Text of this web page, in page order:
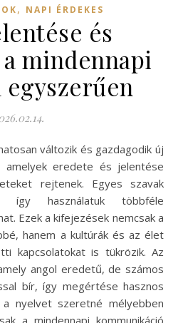
, NAPI ÉRDEKES
és
mindennapi
amelyek eredete és jelentése
rejtenek. Egyes szavak
így használatuk többféle
Ezek a kifejezések nemcsak a
hanem a kultúrák és az élet
kapcsolatokat is tükrözik. Az
angol eredetű, de számos
bír, így megértése hasznos
nyelvet szeretné mélyebben
a mindennapi kommunikáció